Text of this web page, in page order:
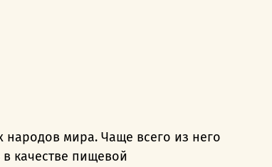
мира. Чаще всего из него
качестве пищевой